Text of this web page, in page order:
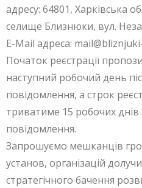
адресу: 64801, Харківська
селище Близнюки, вул.
E-Mail адреса:
Початок реєстрації
наступний робочий день
повідомлення, а строк
триватиме 15 робочих днів
повідомлення.
Запрошуємо мешканців
установ, організацій
стратегічного бачення